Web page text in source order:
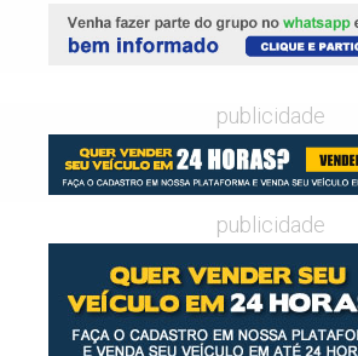
publicidade
publicidade